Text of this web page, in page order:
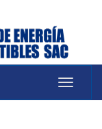
Toggle